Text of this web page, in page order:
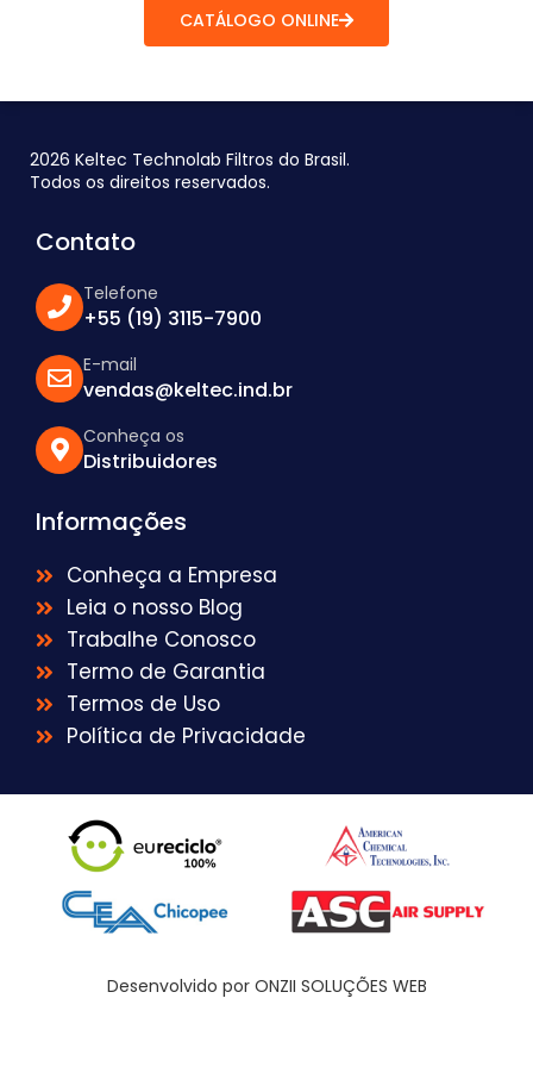
CATÁLOGO ONLINE
2026 Keltec Technolab Filtros do Brasil.
Todos os direitos reservados.
Contato
Telefone
+55 (19) 3115-7900
E-mail
vendas@keltec.ind.br
Conheça os
Distribuidores
Informações
Conheça a Empresa
Leia o nosso Blog
Trabalhe Conosco
Termo de Garantia
Termos de Uso
Política de Privacidade
Desenvolvido por ONZII SOLUÇÕES WEB